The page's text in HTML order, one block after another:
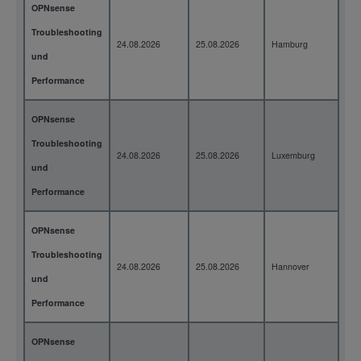
OPNsense
Troubleshooting
und
Performance
24.08.2026 25.08.2026 Hamburg
OPNsense
Troubleshooting
und
Performance
24.08.2026 25.08.2026 Luxemburg
OPNsense
Troubleshooting
und
Performance
24.08.2026 25.08.2026 Hannover
OPNsense